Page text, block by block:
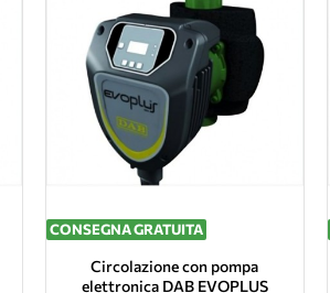
CONSEGNA GRATUITA
Circolazione con pompa
elettronica DAB EVOPLUS